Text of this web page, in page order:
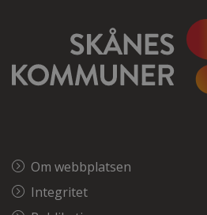
Om webbplatsen
Integritet